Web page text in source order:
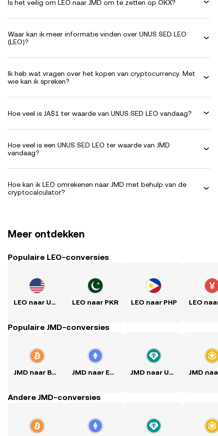
Is het veilig om LEO naar JMD om te zetten op OKX?
Waar kan ik meer informatie vinden over UNUS SED LEO
(LEO)?
Ik heb wat vragen over het kopen van cryptocurrency. Met
wie kan ik spreken?
Hoe veel is JA$1 ter waarde van UNUS SED LEO vandaag?
Hoe veel is een UNUS SED LEO ter waarde van JMD
vandaag?
Hoe kan ik LEO omrekenen naar JMD met behulp van de
cryptocalculator?
Meer ontdekken
Populaire LEO-conversies
LEO naar USD LEO naar PKR LEO naar PHP
Populaire JMD-conversies
JMD naar BTC JMD naar ETH JMD naar USDT
Andere JMD-conversies